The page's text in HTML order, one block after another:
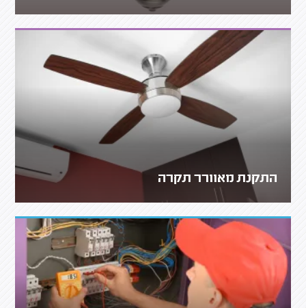
התקנת מאוורר תקרה